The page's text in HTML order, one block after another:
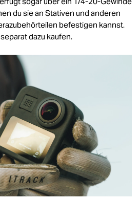
du sie an Stativen und anderen
befestigen kannst.
dazu kaufen.